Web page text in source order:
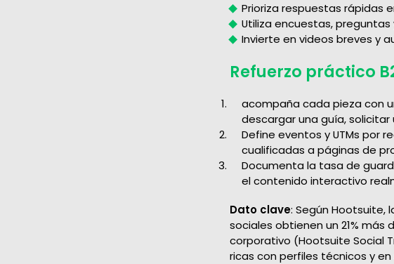
Prioriza respuestas rápidas
Utiliza encuestas,
Invierte en videos breves y
Refuerzo práctico
acompaña cada pieza con
descargar una guía, solicitar
Define eventos y UTMs por
cualificadas a páginas de
Documenta la tasa de
el contenido interactivo
Dato clave: Según Hootsuite,
sociales obtienen un 21%
corporativo (Hootsuite Social
ricas con perfiles técnicos y